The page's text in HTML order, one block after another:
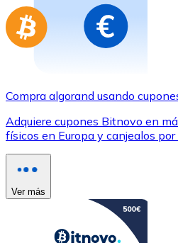
Compra algorand usando
Adquiere cupones Bitnovo en
físicos en Europa y canjealos
Ver más